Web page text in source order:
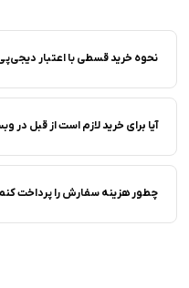
نحوه خرید قسطی با اعتبار
آیا برای خرید لازم است از قبل در
چطور هزینه سفارش را پرداخت